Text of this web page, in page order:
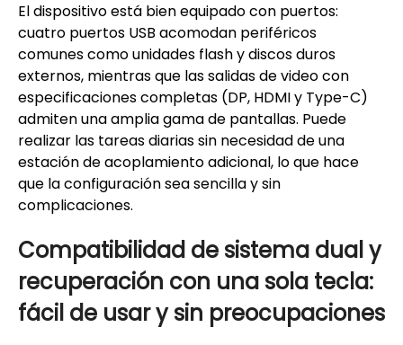
El dispositivo está bien equipado con puertos:
cuatro puertos USB acomodan periféricos
comunes como unidades flash y discos duros
externos, mientras que las salidas de video con
especificaciones completas (DP, HDMI y Type-C)
admiten una amplia gama de pantallas. Puede
realizar las tareas diarias sin necesidad de una
estación de acoplamiento adicional, lo que hace
que la configuración sea sencilla y sin
complicaciones.
Compatibilidad de sistema dual y
recuperación con una sola tecla:
fácil de usar y sin preocupaciones